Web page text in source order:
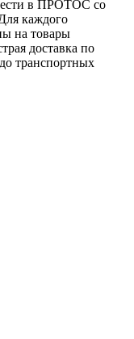
в ПРОТОС со
каждого
на товары
доставка по
транспортных